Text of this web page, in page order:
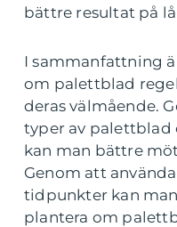
bättre resultat på
I sammanfattning
om palettblad
deras välmående.
typer av palettblad
kan man bättre
Genom att
tidpunkter kan
plantera om